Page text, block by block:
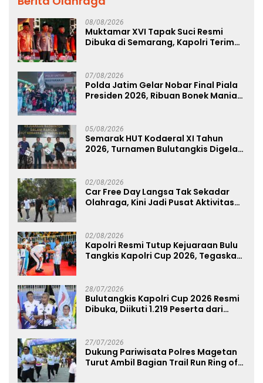
08/08/2026
Muktamar XVI Tapak Suci Resmi
Dibuka di Semarang, Kapolri Terima
07/08/2026
Polda Jatim Gelar Nobar Final Piala
Presiden 2026, Ribuan Bonek Mania
05/08/2026
Semarak HUT Kodaeral XI Tahun
2026, Turnamen Bulutangkis Digelar
02/08/2026
Car Free Day Langsa Tak Sekadar
Olahraga, Kini Jadi Pusat Aktivitas
02/08/2026
Kapolri Resmi Tutup Kejuaraan Bulu
Tangkis Kapolri Cup 2026, Tegaskan
28/07/2026
Bulutangkis Kapolri Cup 2026 Resmi
Dibuka, Diikuti 1.219 Peserta dari
27/07/2026
Dukung Pariwisata Polres Magetan
Turut Ambil Bagian Trail Run Ring of